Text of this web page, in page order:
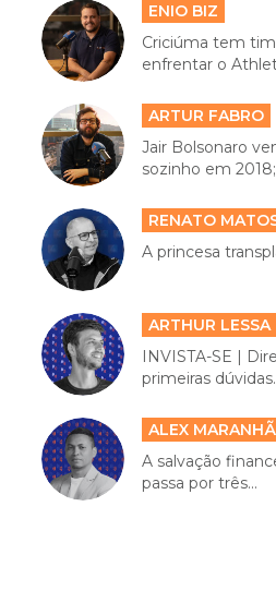
ENIO BIZ
Criciúma tem
enfrentar o
ARTUR FABRO
Jair Bolsonaro
sozinho em 2018;
RENATO
A princesa
ARTHUR LESSA
INVISTA-SE |
primeiras
ALEX
A salvação
passa por três...